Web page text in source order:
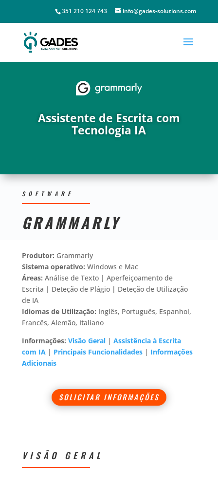
351 210 124 743 info@gades-solutions.com
Assistente de Escrita com
Tecnologia IA
SOFTWARE
GRAMMARLY
Produtor: Grammarly
Sistema operativo: Windows e Mac
Áreas: Análise de Texto | Aperfeiçoamento de
Escrita | Deteção de Plágio | Deteção de Utilização
de IA
Idiomas de Utilização: Inglês, Português, Espanhol,
Francês, Alemão, Italiano
Informações: Visão Geral| Assistência à Escrita
com IA| Principais Funcionalidades| Informações
Adicionais
SOLICITAR INFORMAÇÕES
VISÃO GERAL